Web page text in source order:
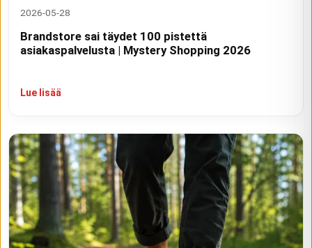
2026-05-28
Brandstore sai täydet 100 pistettä
asiakaspalvelusta | Mystery Shopping 2026
Lue lisää